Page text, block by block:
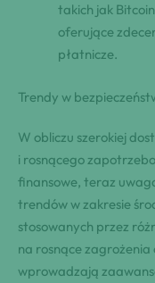
takich jak
oferujące
płatnicze.
Trendy w
W obliczu szerokiej
i rosnącego
finansowe, teraz
trendów w zakresie
stosowanych przez
na rosnące
wprowadzają